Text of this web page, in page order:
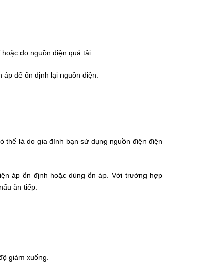
do nguồn điện quá tải.
để ổn định lại nguồn điện.
thể là do gia đình bạn sử dụng nguồn điện điện
áp ổn định hoặc dùng ổn áp. Với trường hợp
ăn tiếp.
giảm xuống.